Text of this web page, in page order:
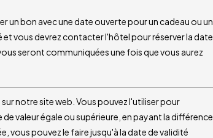
un bon avec une date ouverte pour un cadeau ou un
vous devrez contacter l'hôtel pour réserver la date
seront communiquées une fois que vous aurez
notre site web. Vous pouvez l'utiliser pour
valeur égale ou supérieure, en payant la différence.
vous pouvez le faire jusqu'à la date de validité